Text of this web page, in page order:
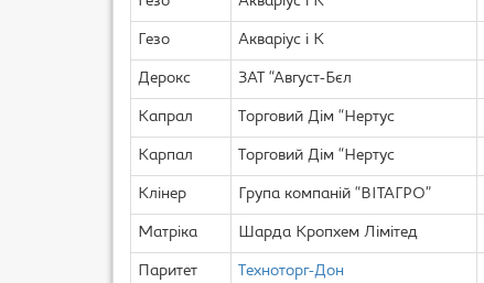
Гезо Акваріус і К
Дерокс ЗАТ “Август-Бєл
Капрал Торговий Дім “Нертус
Карпал Торговий Дім “Нертус
Клінер Група компаній “ВІТАГРО”
Матріка Шарда Кропхем Лімітед
Паритет Техноторг-Дон